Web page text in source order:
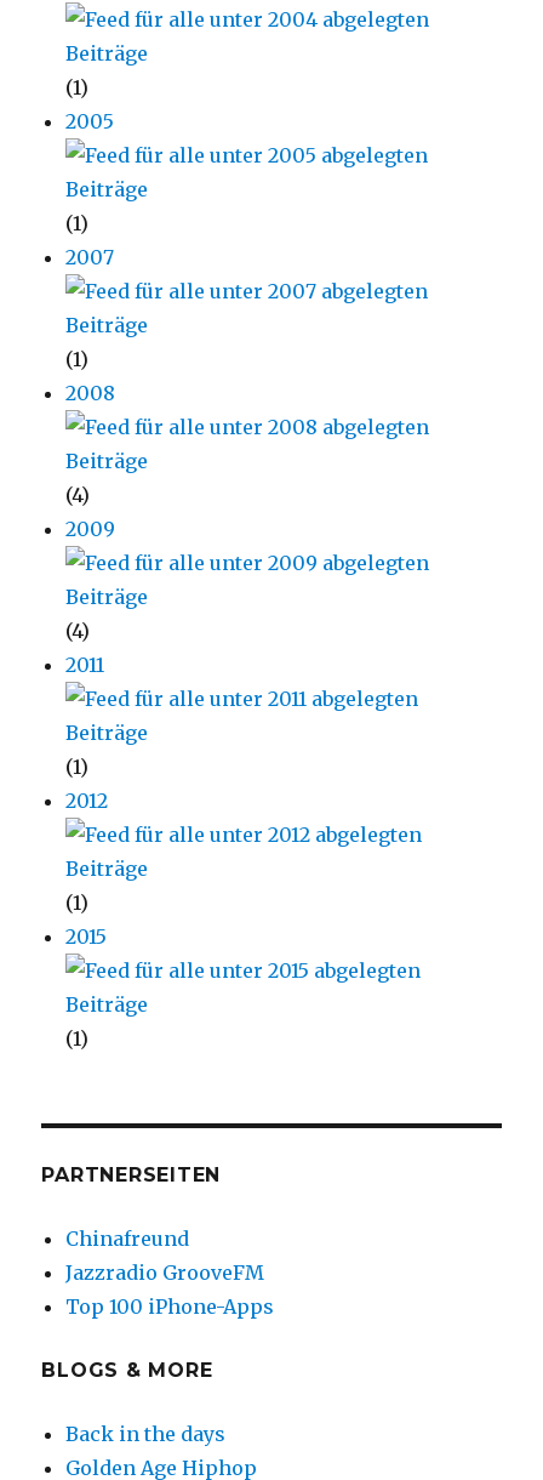
(1)
2005
(1)
2007
(1)
2008
(4)
2009
(4)
2011
(1)
2012
(1)
2015
(1)
PARTNERSEITEN
Chinafreund
Jazzradio GrooveFM
Top 100 iPhone-Apps
BLOGS & MORE
Back in the days
Golden Age Hiphop